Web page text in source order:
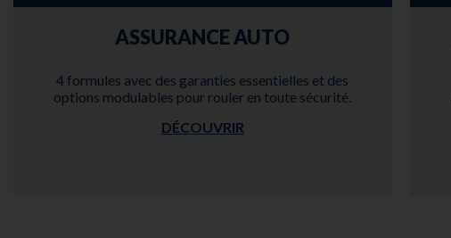
ASSURANCE AUTO
4 formules avec des garanties essentielles et des
options modulables pour rouler en toute sécurité.
DÉCOUVRIR